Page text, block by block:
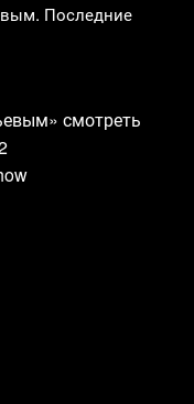
Последние
смотреть